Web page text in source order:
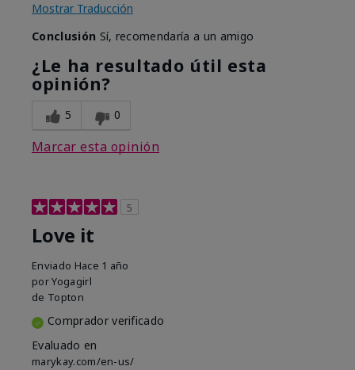
Mostrar Traducción
Conclusión Sí, recomendaría a un amigo
¿Le ha resultado útil esta
opinión?
5 0
Marcar esta opinión
5
Love it
Enviado Hace 1 año
porYogagirl
de Topton
Comprador verificado
Evaluado en
marykay.com/en-us/